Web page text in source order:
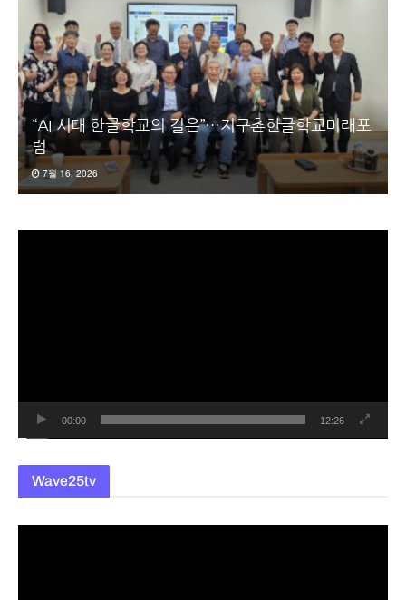
“AI 시대 한글학교의 길은”…지구촌한글학교미래포
럼
7월 16, 2026
00:00 12:26
Wave25tv